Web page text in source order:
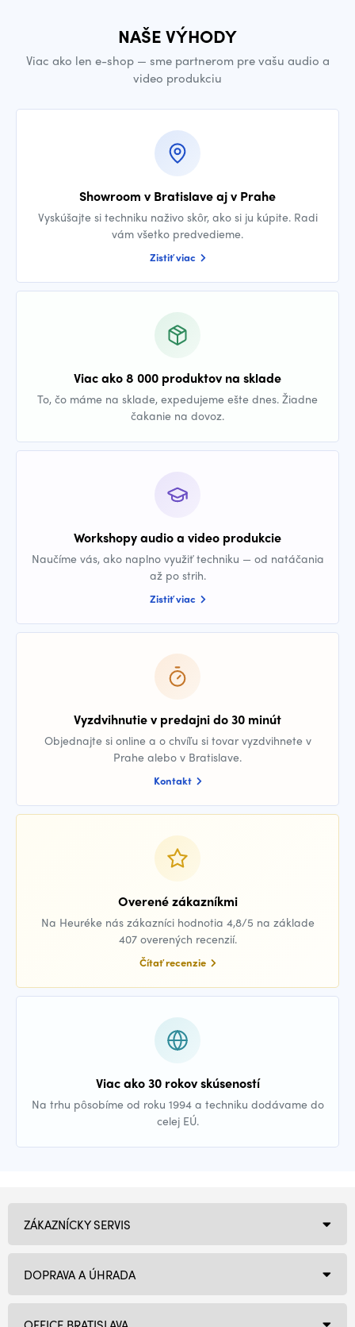
NAŠE VÝHODY
Viac ako len e-shop — sme partnerom pre vašu audio a
video produkciu
Showroom v Bratislave aj v Prahe
Vyskúšajte si techniku naživo skôr, ako si ju kúpite. Radi
vám všetko predvedieme.
Zistiť viac
Viac ako 8 000 produktov na sklade
To, čo máme na sklade, expedujeme ešte dnes. Žiadne
čakanie na dovoz.
Workshopy audio a video produkcie
Naučíme vás, ako naplno využiť techniku — od natáčania
až po strih.
Zistiť viac
Vyzdvihnutie v predajni do 30 minút
Objednajte si online a o chvíľu si tovar vyzdvihnete v
Prahe alebo v Bratislave.
Kontakt
Overené zákazníkmi
Na Heuréke nás zákazníci hodnotia 4,8/5 na základe
407 overených recenzií.
Čítať recenzie
Viac ako 30 rokov skúseností
Na trhu pôsobíme od roku 1994 a techniku dodávame do
celej EÚ.
ZÁKAZNÍCKY SERVIS
DOPRAVA A ÚHRADA